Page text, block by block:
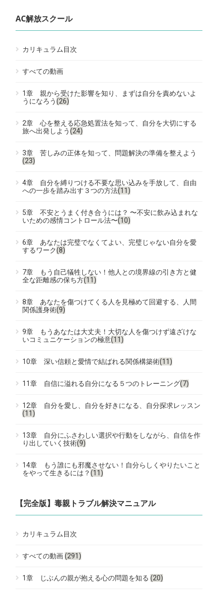
AC解放スクール
カリキュラム目次
すべての動画
1章 親から受けた影響を知り、まずは自分を責めないよ
うになろう(26)
2章 心を整える応急処置法を知って、自分を大切にする
旅へ出発しよう(24)
3章 苦しみの正体を知って、問題解決の準備を整えよう
(23)
4章 自分を縛りつける不要な思い込みを手放して、自由
への一歩を踏み出す３つの方法(11)
5章 不安とうまく付き合うには？ 〜不安に飲み込まれな
いための感情コントロール法〜(10)
6章 あなたは完璧でなくてよい、完璧じゃない自分を愛
するワーク(8)
7章 もう自己犠牲しない！他人との境界線の引き方と健
全な距離感の保ち方(11)
8章 あなたを傷つけてくる人を見極めて回避する、人間
関係護身術(9)
9章 もうあなたは大丈夫！大切な人を傷つけず遠ざけな
いコミュニケーションの極意(11)
10章 深い信頼と愛情で結ばれる関係構築術(11)
11章 自信に溢れる自分になる５つのトレーニング(7)
12章 自分を愛し、自分を好きになる、自分探求レッスン
(11)
13章 自分にふさわしい選択や行動をしながら、自信を作
り出していく技術(9)
14章 もう誰にも邪魔させない！自分らしくやりたいこと
をやって生きるには？(11)
【完全版】毒親トラブル解決マニュアル
カリキュラム目次
すべての動画(291)
1章 じぶんの親が抱える心の問題を知る(20)